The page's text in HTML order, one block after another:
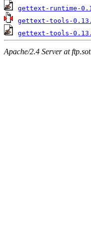
gettext-runtime-
gettext-tools-
gettext-tools-
Apache/2.4 Server at